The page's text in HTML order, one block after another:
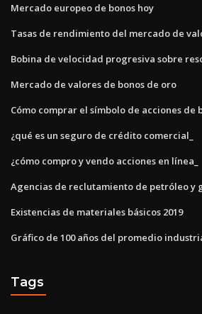
Mercado europeo de bonos hoy
Tasas de rendimiento del mercado de
Bobina de velocidad progresiva sobre
Mercado de valores de bonos de oro
Cómo comprar el símbolo de acciones de
¿qué es un seguro de crédito comercial_
¿cómo compro y vendo acciones en línea_
Agencias de reclutamiento de petróleo y
Existencias de materiales básicos 2019
Gráfico de 100 años del promedio
Tags